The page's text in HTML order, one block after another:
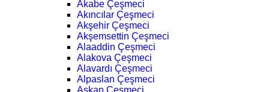
Akabe Çeşmeci
Akıncılar Çeşmeci
Akşehir Çeşmeci
Akşemsettin Çeşmeci
Alaaddin Çeşmeci
Alakova Çeşmeci
Alavardı Çeşmeci
Alpaslan Çeşmeci